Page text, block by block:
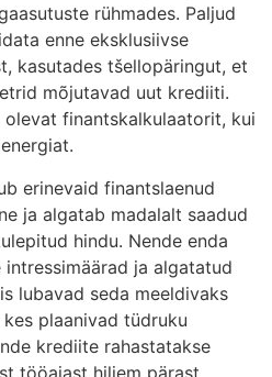
rühmades. Paljud
enne eksklusiivse
kasutades tšellopäringut, et
mõjutavad uut krediiti.
finantskalkulaatorit, kui
erinevaid finantslaenud
ja algatab madalalt saadud
hindu. Nende enda
ja algatatud
lubavad seda meeldivaks
plaanivad tüdruku
krediite rahastatakse
tööajast hiljem pärast